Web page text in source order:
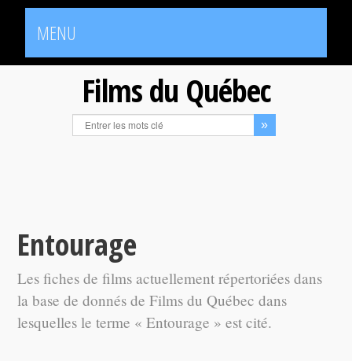
MENU
Films du Québec
Entourage
Les fiches de films actuellement répertoriées dans
la base de donnés de Films du Québec dans
lesquelles le terme « Entourage » est cité.